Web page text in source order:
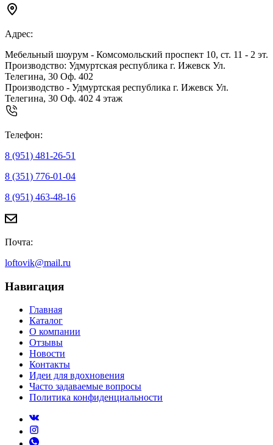
Адрес:
Мебельный шоурум - Комсомольский проспект 10, ст. 11 - 2 эт.
Производство: Удмуртская республика г. Ижевск Ул.
Телегина, 30 Оф. 402
Производство - Удмуртская республика г. Ижевск Ул.
Телегина, 30 Оф. 402 4 этаж
Телефон:
8 (951) 481-26-51
8 (351) 776-01-04
8 (951) 463-48-16
Почта:
loftovik@mail.ru
Навигация
Главная
Каталог
О компании
Отзывы
Новости
Контакты
Идеи для вдохновения
Часто задаваемые вопросы
Политика конфиденциальности